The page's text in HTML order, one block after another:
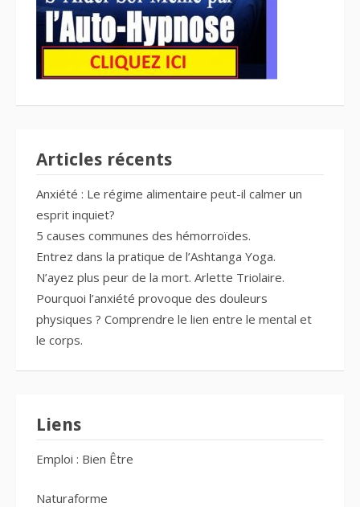
Articles récents
Anxiété : Le régime alimentaire peut-il calmer un
esprit inquiet?
5 causes communes des hémorroïdes.
Entrez dans la pratique de l’Ashtanga Yoga.
N’ayez plus peur de la mort. Arlette Triolaire.
Pourquoi l’anxiété provoque des douleurs
physiques ? Comprendre le lien entre le mental et
le corps.
Liens
Emploi : Bien Être
Naturaforme